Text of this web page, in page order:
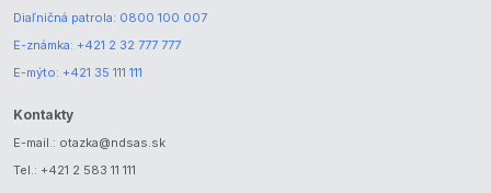
Diaľničná patrola: 0800 100 007
E-známka: +421 2 32 777 777
E-mýto: +421 35 111 111
Kontakty
E-mail.: otazka@ndsas.sk
Tel.: +421 2 583 11 111